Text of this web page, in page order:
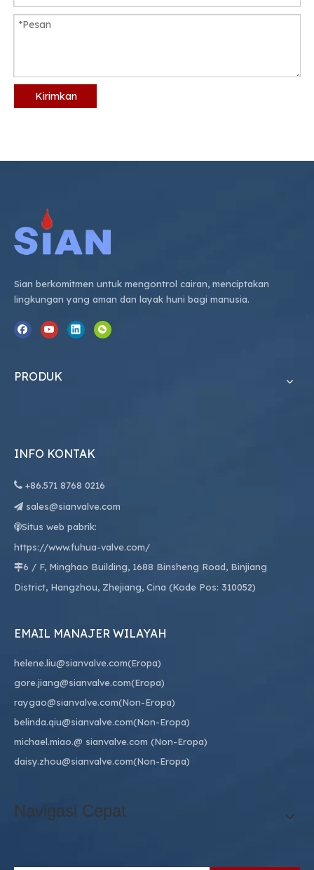
Kirimkan
Sian berkomitmen untuk mengontrol cairan, menciptakan
lingkungan yang aman dan layak huni bagi manusia.
PRODUK
INFO KONTAK
 +86.571 8768 0216
 sales@sianvalve.com
Situs web pabrik:
https://www.fuhua-valve.com/
6 / F, Minghao Building, 1688 Binsheng Road, Binjiang
District, Hangzhou, Zhejiang, Cina (Kode Pos: 310052)
EMAIL MANAJER WILAYAH
helene.liu@sianvalve.com(Eropa)
gore.jiang@sianvalve.com(Eropa)
raygao@sianvalve.com(Non-Eropa)
belinda.qiu@sianvalve.com(Non-Eropa)
michael.miao.@ sianvalve.com (Non-Eropa)
daisy.zhou@sianvalve.com(Non-Eropa)
Navigasi Cepat